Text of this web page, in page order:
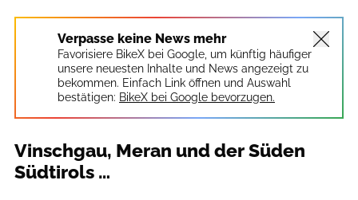
Verpasse keine News mehr
Favorisiere BikeX bei Google, um künftig häufiger
unsere neuesten Inhalte und News angezeigt zu
bekommen. Einfach Link öffnen und Auswahl
bestätigen: BikeX bei Google bevorzugen.
Vinschgau, Meran und der Süden
Südtirols …